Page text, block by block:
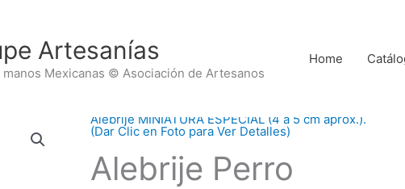
Artesanías
Mexicanas © Asociación de Artesanos
Home
Alebrije MINIATURA ESPECIAL (4 a 5 cm aprox.).
(Dar Clic en Foto para Ver Detalles)
Alebrije Perro